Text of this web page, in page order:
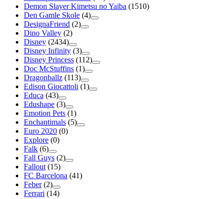
Demon Slayer Kimetsu no Yaiba (1510)
Den Gamle Skole (4)
DesignaFriend (2)
Dino Valley (2)
Disney (2434)
Disney Infinity (3)
Disney Princess (112)
Doc McStuffins (1)
Dragonballz (113)
Edison Giocattoli (1)
Educa (43)
Edushape (3)
Emotion Pets (1)
Enchantimals (5)
Euro 2020 (0)
Explore (0)
Falk (6)
Fall Guys (2)
Fallout (15)
FC Barcelona (41)
Feber (2)
Ferrari (14)